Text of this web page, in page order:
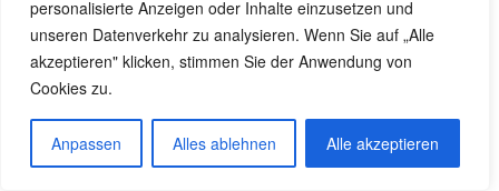
personalisierte Anzeigen oder Inhalte einzusetzen und
unseren Datenverkehr zu analysieren. Wenn Sie auf „Alle
akzeptieren" klicken, stimmen Sie der Anwendung von
Cookies zu.
Anpassen Alles ablehnen Alle akzeptieren